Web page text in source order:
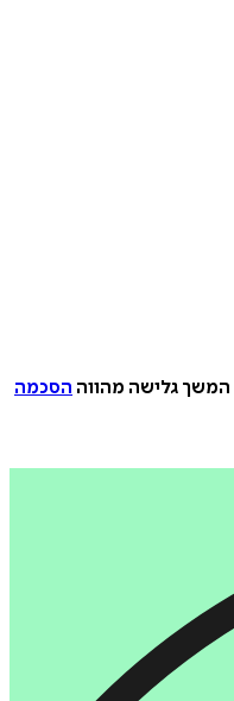
המשך גלישה מהווה הסכמה